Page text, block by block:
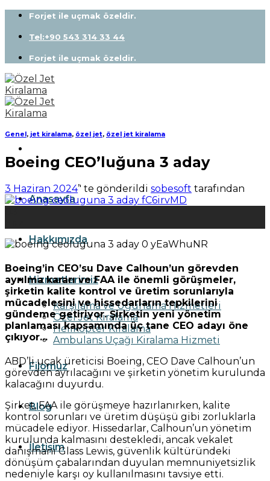
Skip
content
Forjet ile uçmak özeldir.
Tel:+90 543 314 33 44
Forjet ile uçmak özeldir.
Anasayfa
Hakkımızda
Hizmetlerimiz
Karşılama ve Uğurlama Hizmetleri
Özel Jet Kiralama
Helikopter Kiralama
Ambulans Uçağı Kiralama Hizmeti
Filomuz
Blog
İletişim
Genel, jet kiralama, özel jet, özel jet kiralama
Boeing CEO’luğuna 3 aday
3 Haziran 2024’' te gönderildi sobesoft tarafından
Boeing’in CEO’su Dave Calhoun’un görevden
ayrılma kararı ve FAA ile önemli görüşmeler,
şirketin kalite kontrol ve üretim sorunlarıyla
mücadelesini ve hissedarların tepkilerini
gündeme getiriyor. Şirketin yeni yönetim
planlaması kapsamında üç tane CEO adayı öne
çıkıyor…
ABD’li uçak üreticisi Boeing, CEO Dave Calhoun’un
görevden ayrılacağını ve şirketin yönetim kurulunda
kalacağını duyurdu.
Şirket, FAA ile görüşmeye hazırlanırken, kalite
kontrol sorunları ve üretim düşüşü gibi zorluklarla
mücadele ediyor. Hissedarlar, Calhoun’un yönetim
kurulunda kalmasını destekledi, ancak vekalet
danışmanı Glass Lewis, güvenlik kültüründeki
dönüşüm çabalarından duyulan memnuniyetsizlik
nedeniyle karşı oy kullanılmasını tavsiye etti.